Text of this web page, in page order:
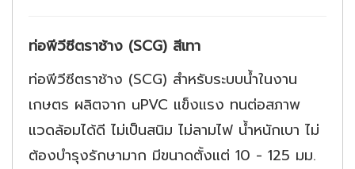
ท่อพีวีซีตราช้าง (SCG) สีเทา
ท่อพีวีซีตราช้าง (SCG) สำหรับระบบน้ำในงาน
เกษตร ผลิตจาก uPVC แข็งแรง ทนต่อสภาพ
แวดล้อมได้ดี ไม่เป็นสนิม ไม่ลามไฟ น้ำหนักเบา ไม่
ต้องบำรุงรักษามาก มีขนาดตั้งแต่ 10 - 125 มม.